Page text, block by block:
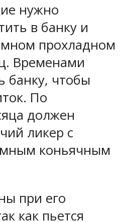
нужно
в банку и
прохладном
Временами
банку, чтобы
По
должен
ликер с
коньячным
при его
как пьется